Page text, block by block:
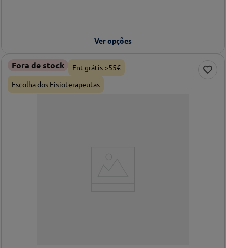
Ver opções
Fora de stock
Ent grátis >55€
Escolha dos Fisioterapeutas